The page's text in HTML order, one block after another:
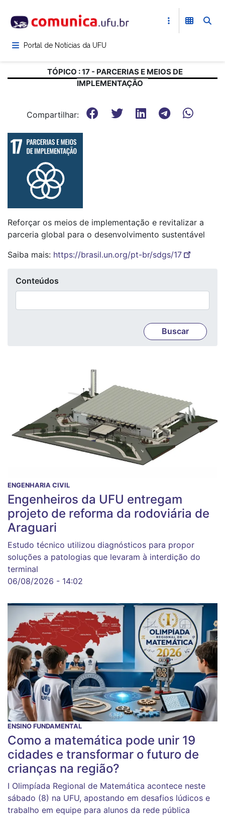
para
conteúdoPortal de Notícias da UFU
TÓPICO : 17 - PARCERIAS E MEIOS DE
IMPLEMENTAÇÃO
Compartilhar:
Reforçar os meios de implementação e revitalizar a
parceria global para o desenvolvimento sustentável
Saiba mais: https://brasil.un.org/pt-br/sdgs/17
Conteúdos
ENGENHARIA CIVIL
Engenheiros da UFU entregam
projeto de reforma da rodoviária de
Araguari
Estudo técnico utilizou diagnósticos para propor
soluções a patologias que levaram à interdição do
terminal
06/08/2026 - 14:02
ENSINO FUNDAMENTAL
Como a matemática pode unir 19
cidades e transformar o futuro de
crianças na região?
I Olimpíada Regional de Matemática acontece neste
sábado (8) na UFU, apostando em desafios lúdicos e
trabalho em equipe para alunos da rede pública